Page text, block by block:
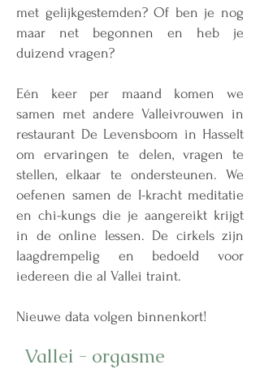
met gelijkgestemden? Of ben je nog
maar net begonnen en heb je
duizend vragen?
Eén keer per maand komen we
samen met andere Valleivrouwen in
restaurant De Levensboom in Hasselt
om ervaringen te delen, vragen te
stellen, elkaar te ondersteunen. We
oefenen samen de I-kracht meditatie
en chi-kungs die je aangereikt krijgt
in de online lessen. De cirkels zijn
laagdrempelig en bedoeld voor
iedereen die al Vallei traint.
Nieuwe data volgen binnenkort!
Vallei - orgasme